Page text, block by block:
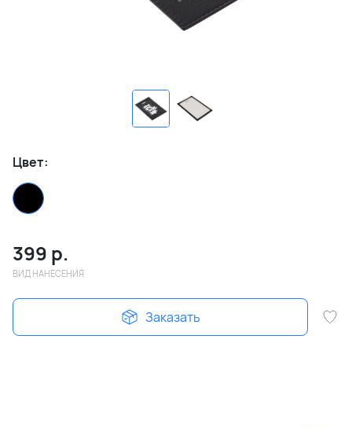
Цвет:
399 р.
ВИД НАНЕСЕНИЯ
Заказать